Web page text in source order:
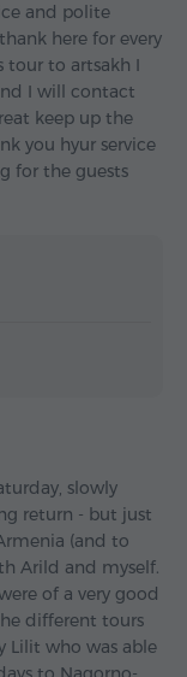
and polite
here for every
tour to artsakh I
I will contact
keep up the
you hyur service
for the guests
slowly
return - but just
(and to
Arild and myself.
of a very good
different tours
Lilit who was able